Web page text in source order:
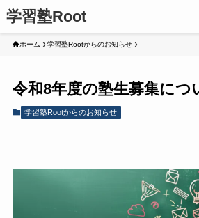
学習塾Root
ホーム 学習塾Rootからのお知らせ
令和8年度の塾生募集につ
学習塾Rootからのお知らせ